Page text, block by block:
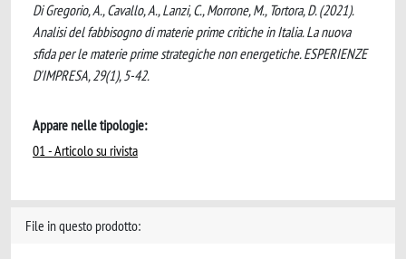
Di Gregorio, A., Cavallo, A., Lanzi, C., Morrone, M., Tortora, D. (2021).
Analisi del fabbisogno di materie prime critiche in Italia. La nuova
sfida per le materie prime strategiche non energetiche. ESPERIENZE
D'IMPRESA, 29(1), 5-42.
Appare nelle tipologie:
01 - Articolo su rivista
File in questo prodotto: